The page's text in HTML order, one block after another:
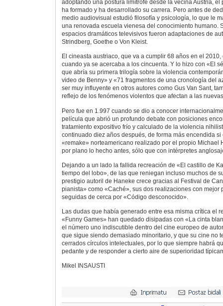
adoptando una postura limítrofe desde la vecina Austria, el
ha formado y ha desarrollado su carrera. Pero antes de
medio audiovisual estudió filosofía y psicología, lo que le
una renovada escuela vienesa del conocimiento humano.
espacios dramáticos televisivos fueron adaptaciones de
Strindberg, Goethe o Von Kleist.
El cineasta austriaco, que va a cumplir 68 años en el
cuando ya se acercaba a los cincuenta. Y lo hizo con «El
que abría su primera trilogía sobre la violencia
video de Benny» y «71 fragmentos de una cronología del
ser muy influyente en otros autores como Gus Van Sant,
reflejo de los fenómenos violentos que afectan a las
Pero fue en 1.997 cuando se dio a conocer
película que abrió un profundo debate con posiciones
tratamiento expositivo frío y calculado de la violencia
continuado diez años después, de forma más encendida
«remake» norteamericano realizado por el propio Michael
por plano lo hecho antes, sólo que con intérpretes
Dejando a un lado la fallida recreación de «El castillo de
tiempo del lobo», de las que reniegan incluso muchos de
prestigio autoril de Haneke crece gracias al Festival de
pianista» como «Caché», sus dos realizaciones con mejor
seguidas de cerca por «Código desconocido».
Las dudas que había generado entre esa misma crítica el
«Funny Games» han quedado disipadas con «La cinta
el número uno indiscutible dentro del cine europeo de
que sigue siendo demasiado minoritario, y que su cine no
cerrados círculos intelectuales, por lo que siempre habrá
pedante y de responder a cierto aire de superioridad
Mikel INSAUSTI